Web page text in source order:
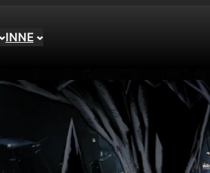
INNE